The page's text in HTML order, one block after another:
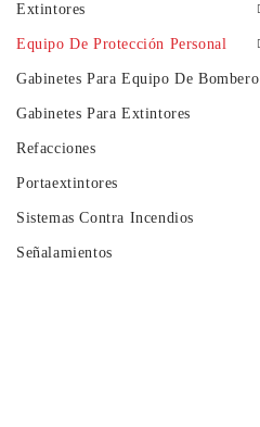
Extintores
Equipo De Protección Personal
Gabinetes Para Equipo De Bombero
Gabinetes Para Extintores
Refacciones
Portaextintores
Sistemas Contra Incendios
Señalamientos